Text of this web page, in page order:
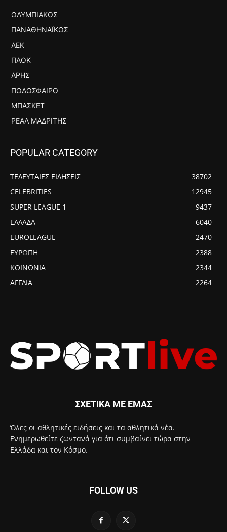
ΟΛΥΜΠΙΑΚΌΣ
ΠΑΝΑΘΗΝΑΪΚΌΣ
ΑΕΚ
ΠΑΟΚ
ΆΡΗΣ
ΠΟΔΌΣΦΑΙΡΟ
ΜΠΆΣΚΕΤ
ΡΕΆΛ ΜΑΔΡΊΤΗΣ
POPULAR CATEGORY
ΤΕΛΕΥΤΑΙΕΣ ΕΙΔΗΣΕΙΣ
38702
CELEBRITIES
12945
SUPER LEAGUE 1
9437
ΕΛΛΑΔΑ
6040
EUROLEAGUE
2470
ΕΥΡΩΠΗ
2388
ΚΟΙΝΩΝΙΑ
2344
ΑΓΓΛΙΑ
2264
ΣΧΕΤΙΚΑ ΜΕ ΕΜΑΣ
Όλες οι αθλητικές ειδήσεις και τα αθλητικά νέα.
Ενημερωθείτε ζωντανά για ότι συμβαίνει τώρα στην
Ελλάδα και τον Κόσμο.
FOLLOW US